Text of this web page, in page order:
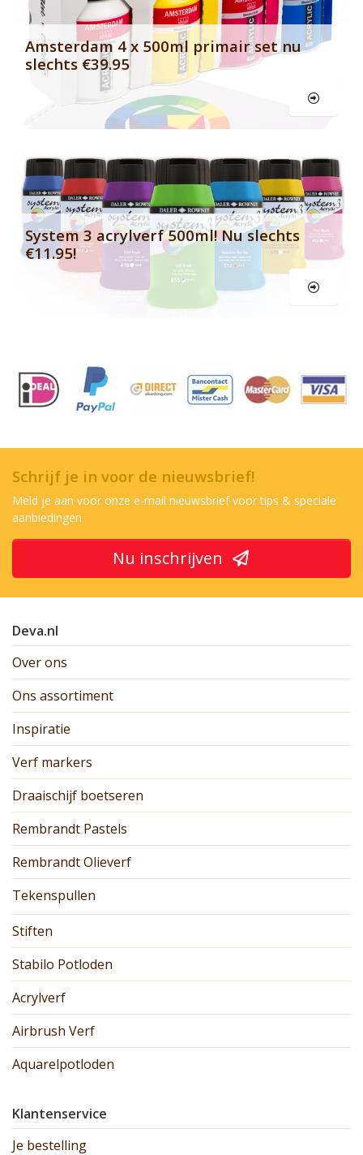
Amsterdam 4 x 500ml primair set nu
slechts €39.95
System 3 acrylverf 500ml! Nu slechts
€11.95!
Schrijf je in voor de nieuwsbrief!
Meld je aan voor onze e-mail nieuwsbrief voor tips & speciale
aanbiedingen
Nu inschrijven
Deva.nl
Over ons
Ons assortiment
Inspiratie
Verf markers
Draaischijf boetseren
Rembrandt Pastels
Rembrandt Olieverf
Tekenspullen
Stiften
Stabilo Potloden
Acrylverf
Airbrush Verf
Aquarelpotloden
Klantenservice
Je bestelling